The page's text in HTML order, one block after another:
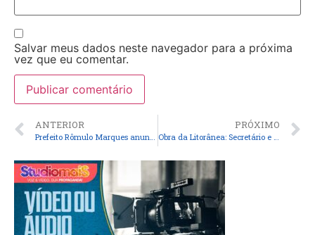
Salvar meus dados neste navegador para a próxima
vez que eu comentar.
ANTERIOR PRÓXIMO